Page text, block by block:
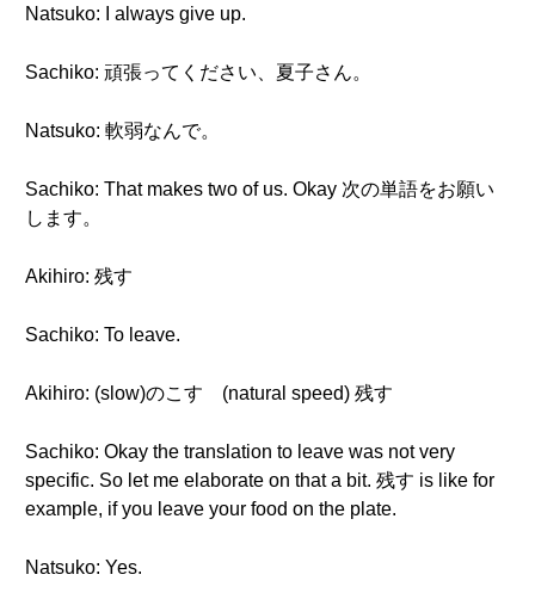
Natsuko: I always give up.
Sachiko: 頑張ってください、夏子さん。
Natsuko: 軟弱なんで。
Sachiko: That makes two of us. Okay 次の単語をお願い
します。
Akihiro: 残す
Sachiko: To leave.
Akihiro: (slow)のこす (natural speed) 残す
Sachiko: Okay the translation to leave was not very
specific. So let me elaborate on that a bit. 残す is like for
example, if you leave your food on the plate.
Natsuko: Yes.